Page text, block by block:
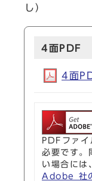
し）
4面PDF
4面
PDFファ
必要です。
い場合には
Adobe 社